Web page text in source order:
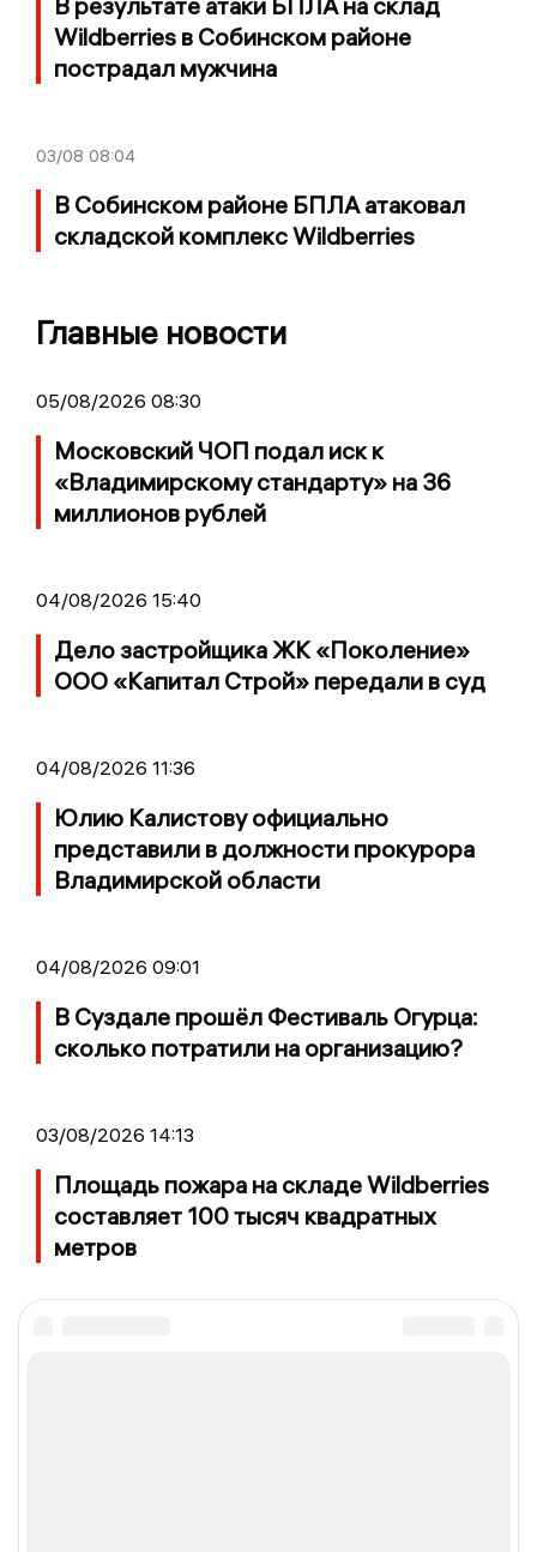
Wildberries в Собинском районе
пострадал мужчина
03/08 08:04
В Собинском районе БПЛА атаковал
складской комплекс Wildberries
Главные новости
05/08/2026 08:30
Московский ЧОП подал иск к
«Владимирскому стандарту» на 36
миллионов рублей
04/08/2026 15:40
Дело застройщика ЖК «Поколение»
ООО «Капитал Строй» передали в суд
04/08/2026 11:36
Юлию Калистову официально
представили в должности прокурора
Владимирской области
04/08/2026 09:01
В Суздале прошёл Фестиваль Огурца:
сколько потратили на организацию?
03/08/2026 14:13
Площадь пожара на складе Wildberries
составляет 100 тысяч квадратных
метров